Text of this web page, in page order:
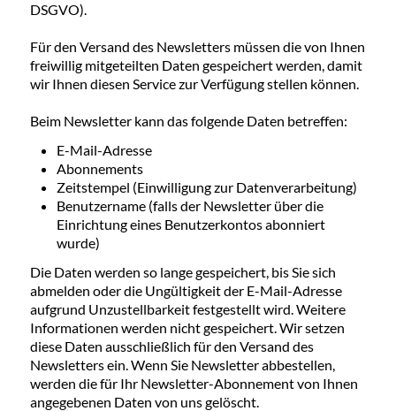
DSGVO).
Für den Versand des Newsletters müssen die von Ihnen
freiwillig mitgeteilten Daten gespeichert werden, damit
wir Ihnen diesen Service zur Verfügung stellen können.
Beim Newsletter kann das folgende Daten betreffen:
E-Mail-Adresse
Abonnements
Zeitstempel (Einwilligung zur Datenverarbeitung)
Benutzername (falls der Newsletter über die
Einrichtung eines Benutzerkontos abonniert
wurde)
Die Daten werden so lange gespeichert, bis Sie sich
abmelden oder die Ungültigkeit der E-Mail-Adresse
aufgrund Unzustellbarkeit festgestellt wird. Weitere
Informationen werden nicht gespeichert. Wir setzen
diese Daten ausschließlich für den Versand des
Newsletters ein. Wenn Sie Newsletter abbestellen,
werden die für Ihr Newsletter-Abonnement von Ihnen
angegebenen Daten von uns gelöscht.